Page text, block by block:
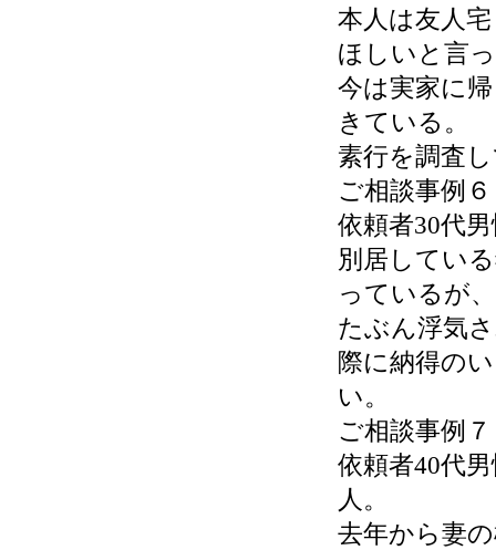
本人は友人
ほしいと言
今は実家に
きている。
素行を調査
ご相談事例６
依頼者30代
別居してい
っているが
たぶん浮気
際に納得の
い。
ご相談事例７
依頼者40代
人。
去年から妻